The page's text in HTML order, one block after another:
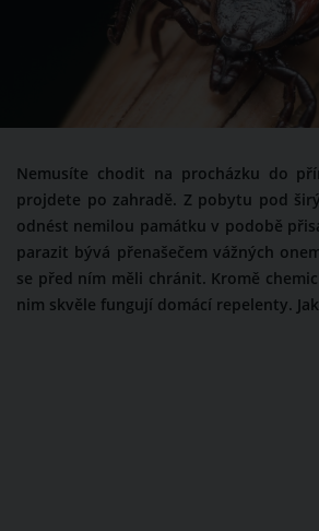
Nemusíte chodit na procházku do
projdete po zahradě. Z pobytu pod
odnést nemilou památku v podobě
parazit bývá přenašečem vážných
se před ním měli chránit. Kromě
nim skvěle fungují domácí repelenty.